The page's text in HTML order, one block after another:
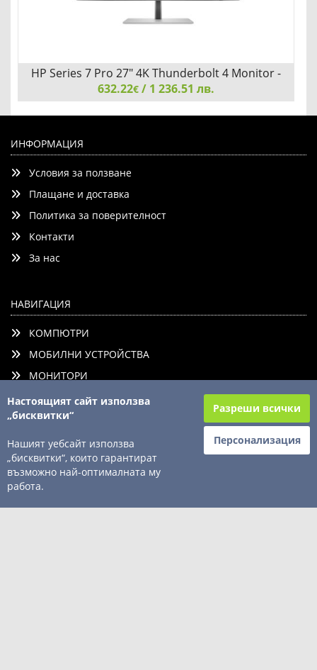
HP Series 7 Pro 27" 4K Thunderbolt 4 Monitor -
727pk
632.22€ / 1 236.51 лв.
ИНФОРМАЦИЯ
Условия за ползване
Плащане и доставка
Политика за поверителност
Контакти
За нас
НАВИГАЦИЯ
КОМПЮТРИ
МОБИЛНИ УСТРОЙСТВА
МОНИТОРИ
ПЕРИФЕРИЯ
КОМПОНЕНТИ
КОНСУМАТИВИ
ТВ/АУДИО/ФОТО
АКСЕСОАРИ
Настоящият сайт използва
„бисквитки“
Нашият уебсайт използва
„бисквитки“, които гарантират
възможно най-оптималната му
работа.
Разреши всички
Персонализация